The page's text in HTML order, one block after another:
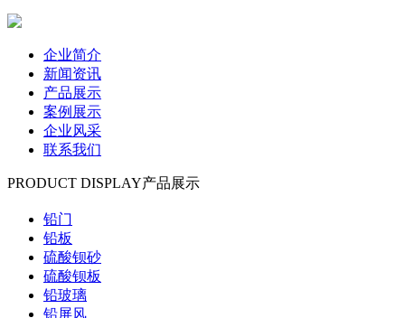
企业简介
新闻资讯
产品展示
案例展示
企业风采
联系我们
PRODUCT DISPLAY产品展示
铅门
铅板
硫酸钡砂
硫酸钡板
铅玻璃
铅屏风